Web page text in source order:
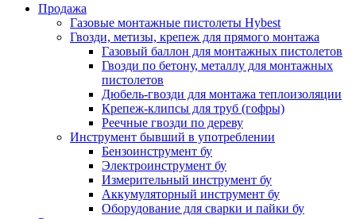
Продажа
Газовые монтажные пистолеты Hybest
Гвозди, метизы, крепеж для прямого монтажа
Газовый баллон для монтажных пистолетов
Гвозди по бетону, металлу для монтажных
пистолетов
Дюбель-гвозди для монтажа теплоизоляции
Крепеж-клипсы для труб (гофры)
Реечные гвозди по дереву
Инструмент бывший в употреблении
Бензоинструмент бу
Электроинструмент бу
Измерительный инструмент бу
Аккумуляторный инструмент бу
Оборудование для сварки и пайки бу